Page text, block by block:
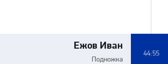
Ежов Иван
Подножка
44:55